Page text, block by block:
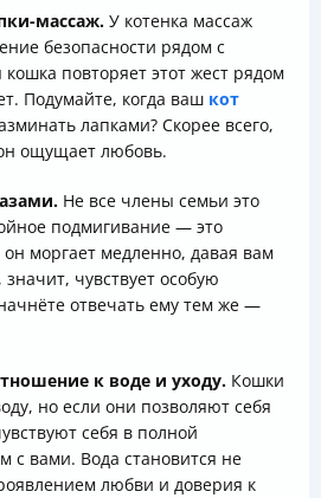
массаж. У котенка массаж
безопасности рядом с
повторяет этот жест рядом
Подумайте, когда ваш кот
лапками? Скорее всего,
ощущает любовь.
Не все члены семьи это
подмигивание — это
он моргает медленно, давая вам
чувствует особую
отвечать ему тем же —
к воде и уходу. Кошки
но если они позволяют себя
себя в полной
с вами. Вода становится не
любви и доверия к